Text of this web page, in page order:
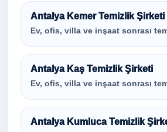
Antalya Kemer Temizlik Şirketi
Ev, ofis, villa ve inşaat sonrası
Antalya Kaş Temizlik Şirketi
Ev, ofis, villa ve inşaat sonrası
Antalya Kumluca Temizlik